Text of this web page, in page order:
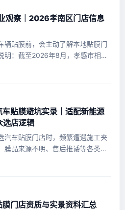
观察｜2026孝南区门店信息
辆贴膜前，会主动了解本地贴膜门
明：截至2026年8月，孝感市相关
行业协会...
贴膜避坑实录｜适配新能源
选店逻辑
汽车贴膜门店时，频繁遭遇施工夹
膜品来源不明、售后推诿等各类问
车保...
门店资质与实景资料汇总